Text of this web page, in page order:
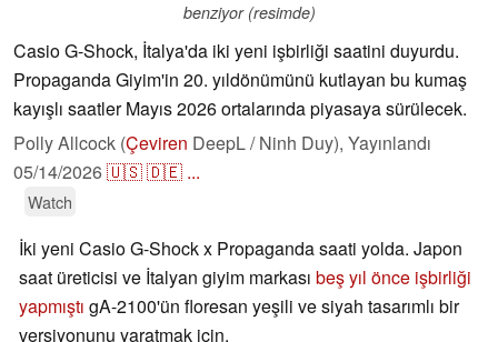
benziyor (resimde)
Casio G-Shock, İtalya'da iki yeni işbirliği saatini duyurdu.
Propaganda Giyim'in 20. yıldönümünü kutlayan bu kumaş
kayışlı saatler Mayıs 2026 ortalarında piyasaya sürülecek.
Polly Allcock (Çeviren DeepL / Ninh Duy), Yayınlandı
05/14/2026🇺🇸🇩🇪 ...
Watch
İki yeni Casio G-Shock x Propaganda saati yolda. Japon
saat üreticisi ve İtalyan giyim markası beş yıl önce işbirliği
yapmıştı gA-2100'ün floresan yeşili ve siyah tasarımlı bir
versiyonunu yaratmak için.